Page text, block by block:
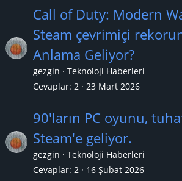
Call of Duty: Modern
Steam çevrimiçi
Anlama Geliyor?
gezgin
Teknoloji Haberleri
Cevaplar 2 23 Mart 2026
90'ların PC oyunu,
Steam'e geliyor.
gezgin
Teknoloji Haberleri
Cevaplar 2 16 Şubat 2026